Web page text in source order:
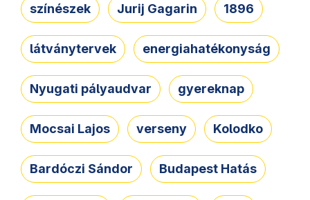
színészek Jurij Gagarin 1896
látványtervek energiahatékonyság
Nyugati pályaudvar gyereknap
Mocsai Lajos verseny Kolodko
Bardóczi Sándor Budapest Hatás